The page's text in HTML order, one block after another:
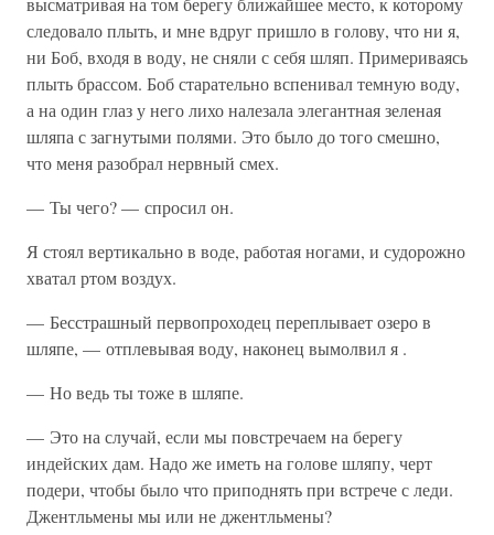
следовало плыть, и мне вдруг пришло в голову, что ни я,
ни Боб, входя в воду, не сняли с себя шляп. Примериваясь
плыть брассом. Боб старательно вспенивал темную воду,
а на один глаз у него лихо налезала элегантная зеленая
шляпа с загнутыми полями. Это было до того смешно,
что меня разобрал нервный смех.
— Ты чего? — спросил он.
Я стоял вертикально в воде, работая ногами, и судорожно
хватал ртом воздух.
— Бесстрашный первопроходец переплывает озеро в
шляпе, — отплевывая воду, наконец вымолвил я .
— Но ведь ты тоже в шляпе.
— Это на случай, если мы повстречаем на берегу
индейских дам. Надо же иметь на голове шляпу, черт
подери, чтобы было что приподнять при встрече с леди.
Джентльмены мы или не джентльмены?